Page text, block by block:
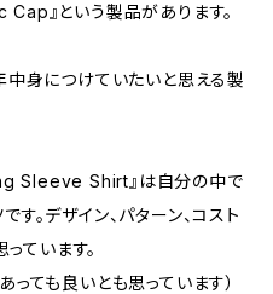
』という製品があります。
中身につけていたいと思える製
Sleeve Shirt』は自分の中で
。デザイン、パターン、コスト
ています。
っても良いとも思っています）